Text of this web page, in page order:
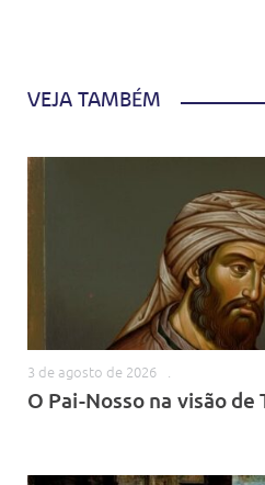
VEJA TAMBÉM
3 de agosto de 2026
O Pai-Nosso na visão